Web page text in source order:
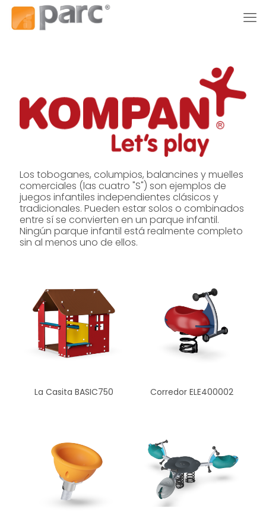
Los toboganes, columpios, balancines y muelles
comerciales (las cuatro "S") son ejemplos de
juegos infantiles independientes clásicos y
tradicionales. Pueden estar solos o combinados
entre sí se convierten en un parque infantil.
Ningún parque infantil está realmente completo
sin al menos uno de ellos.
La Casita BASIC750 Corredor ELE400002